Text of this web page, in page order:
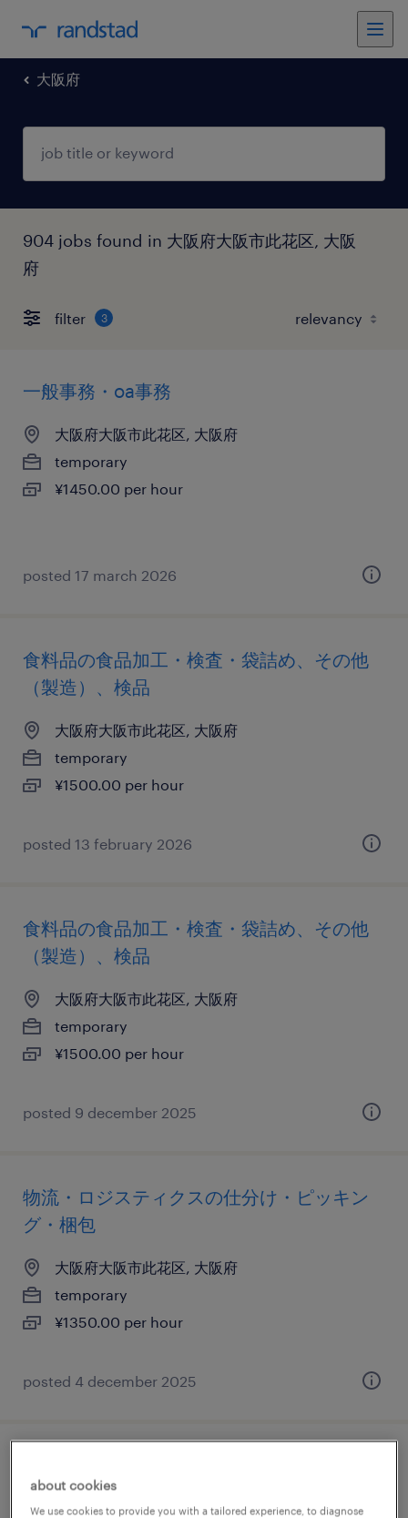
大阪府
904 jobs found in 大阪府大阪市此花区, 大阪
府
filter 3
一般事務・oa事務
大阪府大阪市此花区, 大阪府
temporary
¥1450.00 per hour
posted 17 march 2026
食料品の食品加工・検査・袋詰め、その他
（製造）、検品
大阪府大阪市此花区, 大阪府
temporary
¥1500.00 per hour
posted 13 february 2026
食料品の食品加工・検査・袋詰め、その他
（製造）、検品
大阪府大阪市此花区, 大阪府
temporary
¥1500.00 per hour
posted 9 december 2025
物流・ロジスティクスの仕分け・ピッキン
グ・梱包
大阪府大阪市此花区, 大阪府
temporary
¥1350.00 per hour
posted 4 december 2025
シンメンテナンス、清掃
about cookies
We use cookies to provide you with a tailored experience, to diagnose